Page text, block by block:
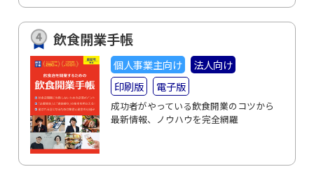
飲食開業手帳
個人事業主向け
法人向け
印刷版
電子版
成功者がやっている飲食開業のコツから
最新情報、ノウハウを完全網羅